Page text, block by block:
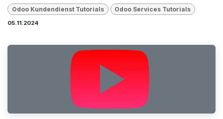
Odoo Kundendienst Tutorials Odoo Services Tutorials
05.11.2024